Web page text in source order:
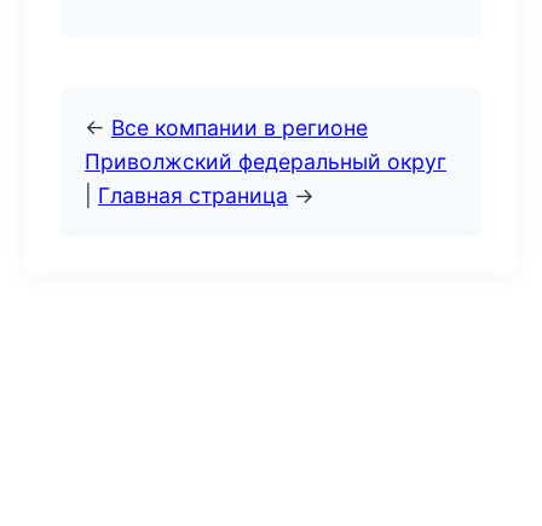
← Все компании в регионе
Приволжский федеральный округ
Главная страница →